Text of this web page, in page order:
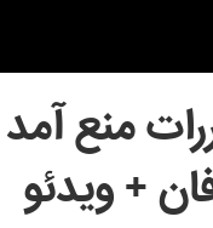
منع
+ ویدئو